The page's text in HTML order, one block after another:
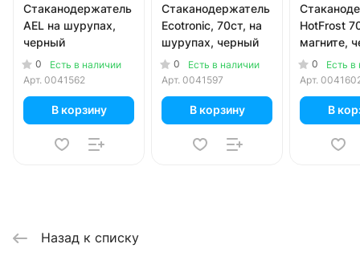
Стаканодержатель
AEL на шурупах,
черный
0
Есть в наличии
Арт. 0041562
В корзину
Стаканодержатель
Ecotronic, 70ст, на
шурупах, черный
0
Есть в наличии
Арт. 0041597
В корзину
HotFrost
магните,
0
Есть в
Арт.
В
Назад к списку